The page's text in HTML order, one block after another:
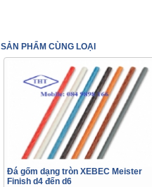
SẢN PHẨM CÙNG LOẠI
Đá gốm dạng tròn XEBEC Meister
Finish d4 đến d6